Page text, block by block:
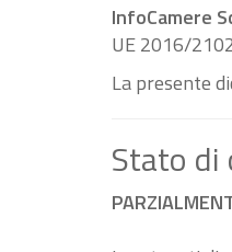
InfoCamere
UE 2016/
La presente
Stato